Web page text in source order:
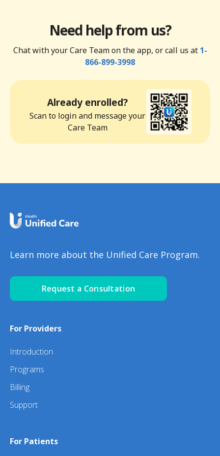
Need help from us?
Chat with your Care Team on the app, or call us at 1-
866-899-3998
Already enrolled?
Scan to login and message your
Care Team
Learn more about the Unified Care Program.
Request a Consultation
For Providers
Introduction
Programs
Billing
Support
For Patients